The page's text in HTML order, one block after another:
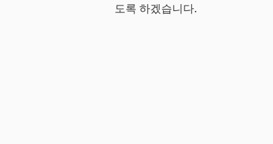
도록 하겠습니다.